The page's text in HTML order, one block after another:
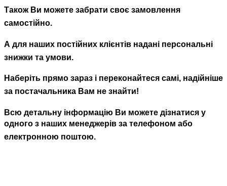
Також Ви можете забрати своє замовлення
самостійно.
А для наших постійних клієнтів надані персональні
знижки та умови.
Наберіть прямо зараз і переконайтеся самі, надійніше
за постачальника Вам не знайти!
Всю детальну інформацію Ви можете дізнатися у
одного з наших менеджерів за телефоном або
електронною поштою.